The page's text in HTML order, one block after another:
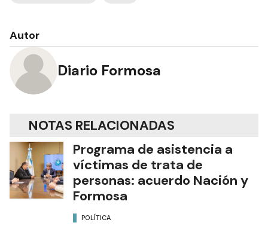
Autor
Diario Formosa
NOTAS RELACIONADAS
Programa de asistencia a
víctimas de trata de
personas: acuerdo Nación y
Formosa
POLÍTICA